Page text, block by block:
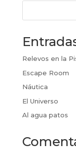
Relevos en la
Escape Room
Náutica
El Universo
Al agua patos